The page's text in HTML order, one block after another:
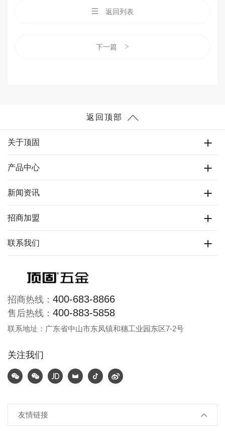
返回列表
下一篇 >
返回顶部
关于顶固
产品中心
新闻资讯
招商加盟
联系我们
招商热线： 400-683-8866
售后热线： 400-883-5858
联系地址：广东省中山市东凤镇和穗工业园东区7-2号
关注我们
友情链接